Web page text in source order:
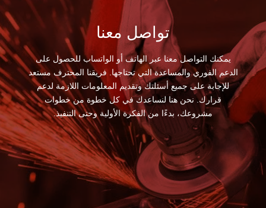
تواصل معنا
يمكنك التواصل معنا عبر الهاتف أو الواتساب للحصول على
الدعم الفوري والمساعدة التي تحتاجها. فريقنا المحترف مستعد
للإجابة على جميع أسئلتك وتقديم المعلومات اللازمة لدعم
قرارك. نحن هنا لنساعدك في كل خطوة من خطوات
مشروعك، بدءًا من الفكرة الأولية وحتى التنفيذ.